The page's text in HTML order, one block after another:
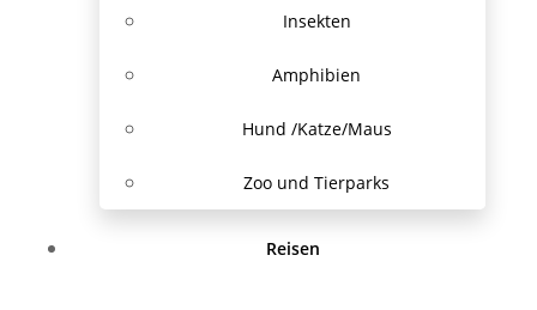
Insekten
Amphibien
Hund /Katze/Maus
Zoo und Tierparks
Reisen